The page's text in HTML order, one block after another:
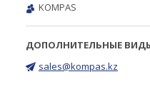
KOMPAS
sales@kompas.kz